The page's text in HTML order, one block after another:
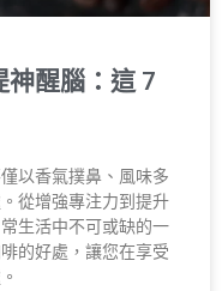
神醒腦：這 7
以香氣撲鼻、風味多
從增強專注力到提升
生活中不可或缺的一
的好處，讓您在享受